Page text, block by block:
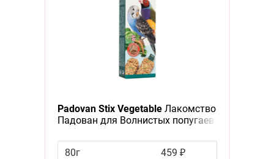
Padovan Stix VegetableЛакомство
Падован для Волнистых попугаев
80г
459 ₽